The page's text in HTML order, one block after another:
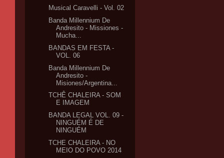
Musical Caravelli - Vol. 02
Banda Millennium De
Andresito - Missiones -
Mucha...
BANDAS EM FESTA -
VOL. 06
Banda Millennium De
Andresito -
Misiones/Argentina...
TCHÊ CHALEIRA - SOM
E IMAGEM
BANDA LEGAL VOL. 09 -
NINGUÉM É DE
NINGUÉM
TCHE CHALEIRA - NO
MEIO DO POVO 2014